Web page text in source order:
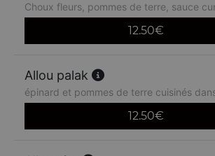
Choux fleurs, pommes de terre, sauce
12.50€
Allou palak
épinard et pommes de terre cuisinés
12.50€